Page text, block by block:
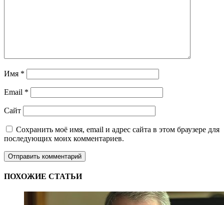
Имя *
Email *
Сайт
Сохранить моё имя, email и адрес сайта в этом браузере для
последующих моих комментариев.
ПОХОЖИЕ СТАТЬИ